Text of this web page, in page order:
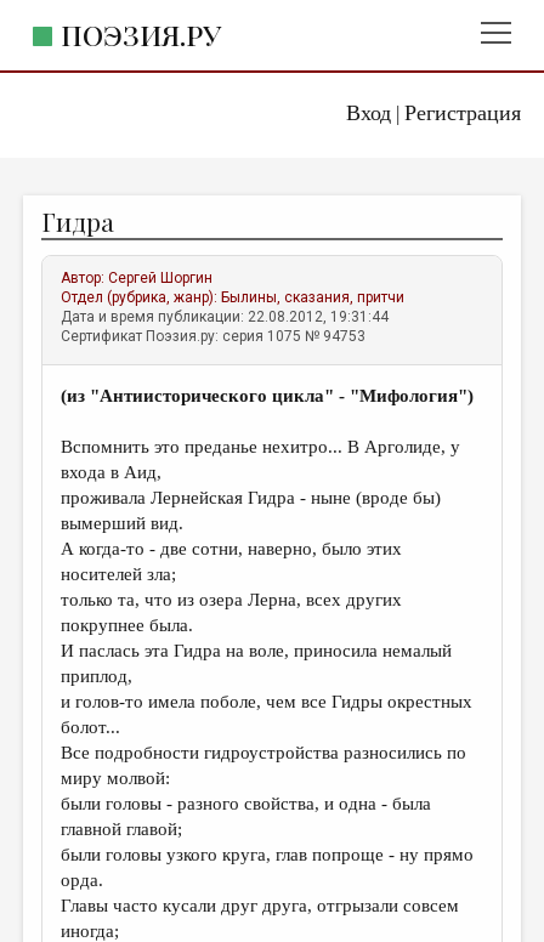
Вход| Регистрация
ПОЭЗИЯ.РУ
ЖАНРЫ
АВТОРЫ
КОММЕНТАРИИ
ЛИТСАЛОН
НОВОСТИ
ПРАВИЛА САЙТА
ОТДЕЛЫ И РУБРИКИ
ИЗБРАННОЕ
ДАЙДЖЕСТ
ПРОИЗВЕДЕНИЯ
ПЕРЕВОДЫ
КОНКУРСЫ
ДЕТСКАЯ КОМНАТА
КНИЖНАЯ ПОЛКА
ОБЗОР ЛИТЕРАТУРЫ
СТРАНИЦЫ ПАМЯТИ
ОБЪЯВЛЕНИЯ
Гидра
Автор:Сергей Шоргин
Отдел (рубрика, жанр): Былины, сказания, притчи
Дата и время публикации: 22.08.2012, 19:31:44
Сертификат Поэзия.ру: серия 1075 № 94753
(из "Антиисторического цикла" - "Мифология")
Вспомнить это преданье нехитро... В Арголиде, у
входа в Аид,
проживала Лернейская Гидра - ныне (вроде бы)
вымерший вид.
А когда-то - две сотни, наверно, было этих
носителей зла;
только та, что из озера Лерна, всех других
покрупнее была.
И паслась эта Гидра на воле, приносила немалый
приплод,
и голов-то имела поболе, чем все Гидры окрестных
болот...
Все подробности гидроустройства разносились по
миру молвой:
были головы - разного свойства, и одна - была
главной главой;
были головы узкого круга, глав попроще - ну прямо
орда.
Главы часто кусали друг друга, отгрызали совсем
иногда;